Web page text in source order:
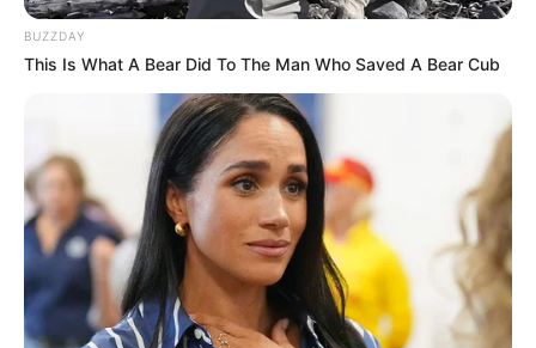
BUZZDAY
This Is What A Bear Did To The Man Who Saved A Bear Cub